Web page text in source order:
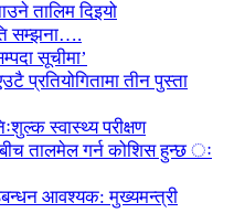
तालिम दिइयो
सम्झना….
सूचीमा’
प्रतियोगितामा तीन पुस्ता
स्वास्थ्य परीक्षण
तालमेल गर्न कोशिस हुन्छ ः
आवश्यक: मुख्यमन्त्री